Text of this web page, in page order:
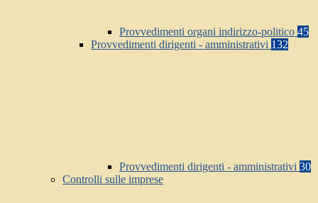
Provvedimenti organi indirizzo-politico 45
Provvedimenti dirigenti - amministrativi 132
Provvedimenti dirigenti - amministrativi 30
Controlli sulle imprese